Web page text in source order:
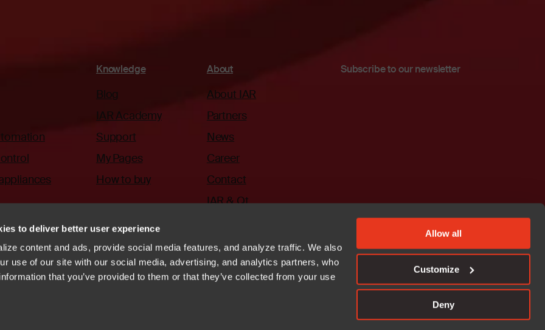
to deliver better user experience
content and ads, provide social media features, and analyze traffic. We also
use of our site with our social media, advertising, and analytics partners, who
that you’ve provided to them or that they’ve collected from your use
Allow all
Customize
Deny
Knowledge
Blog
IAR Academy
Support
My Pages
How to buy
About
About IAR
Partners
News
Career
Contact
IAR & Qt
Subscribe to our newsletter
Whistleblowing Vulnerability disclosure